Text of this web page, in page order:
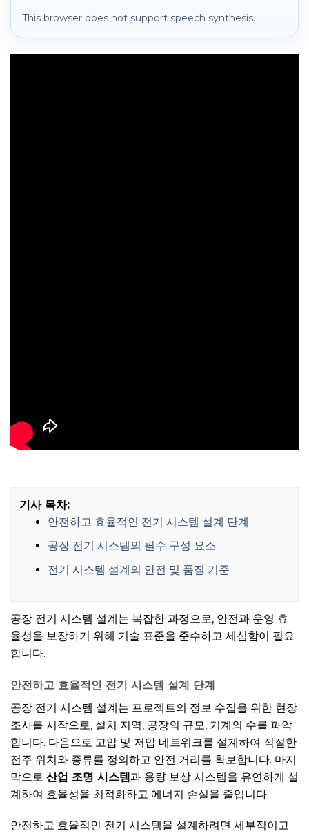
This browser does not support speech synthesis.
기사 목차:
안전하고 효율적인 전기 시스템 설계 단계
공장 전기 시스템의 필수 구성 요소
전기 시스템 설계의 안전 및 품질 기준
공장 전기 시스템 설계는 복잡한 과정으로, 안전과 운영 효
율성을 보장하기 위해 기술 표준을 준수하고 세심함이 필요
합니다.
안전하고 효율적인 전기 시스템 설계 단계
공장 전기 시스템 설계는 프로젝트의 정보 수집을 위한 현장
조사를 시작으로, 설치 지역, 공장의 규모, 기계의 수를 파악
합니다. 다음으로 고압 및 저압 네트워크를 설계하여 적절한
전주 위치와 종류를 정의하고 안전 거리를 확보합니다. 마지
막으로 산업 조명 시스템과 용량 보상 시스템을 유연하게 설
계하여 효율성을 최적화하고 에너지 손실을 줄입니다.
안전하고 효율적인 전기 시스템을 설계하려면 세부적이고